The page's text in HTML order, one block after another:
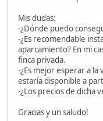
Mis dudas:
-¿Dónde puedo
-¿Es recomendable
aparcamiento? En mi
finca privada.
-¿Es mejor esperar a
estaría disponible a
-¿Los precios de dicha
Gracias y un saludo!